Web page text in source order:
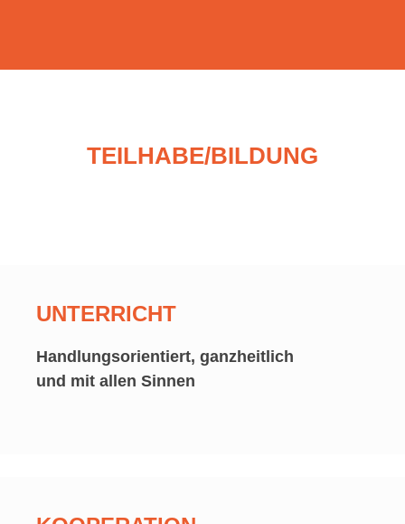
TEILHABE/BILDUNG
UNTERRICHT
Handlungsorientiert, ganzheitlich
und mit allen Sinnen